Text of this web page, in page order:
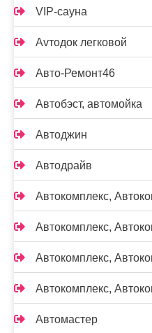
VIP-сауна
Аvтодок легковой
Авто-Ремонт46
Автобэст, автомойка
Автоджин
Автодрайв
Автокомплекс,
Автокомплекс,
Автокомплекс,
Автокомплекс,
Автомастер